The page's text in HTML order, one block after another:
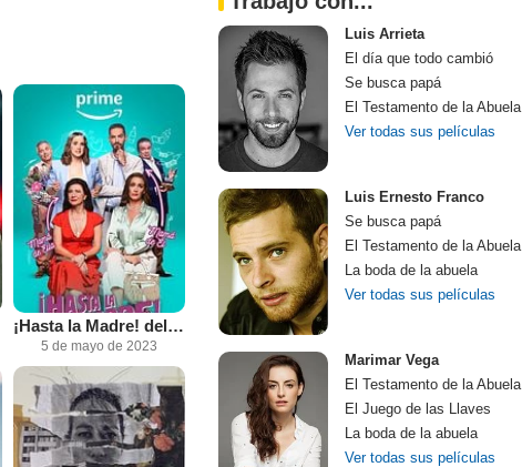
¡Hasta la Madre! del día de las madres
5 de mayo de 2023
Luis Arrieta
El día que todo cambió
Se busca papá
El Testamento de la Abuela
Ver todas sus películas
Luis Ernesto Franco
Se busca papá
El Testamento de la Abuela
La boda de la abuela
Ver todas sus películas
Marimar Vega
El Testamento de la Abuela
El Juego de las Llaves
La boda de la abuela
Ver todas sus películas